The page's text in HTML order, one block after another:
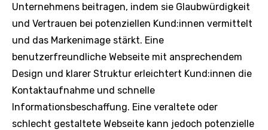
Unternehmens beitragen, indem sie Glaubwürdigkeit
und Vertrauen bei potenziellen Kund:innen vermittelt
und das Markenimage stärkt. Eine
benutzerfreundliche Webseite mit ansprechendem
Design und klarer Struktur erleichtert Kund:innen die
Kontaktaufnahme und schnelle
Informationsbeschaffung. Eine veraltete oder
schlecht gestaltete Webseite kann jedoch potenzielle